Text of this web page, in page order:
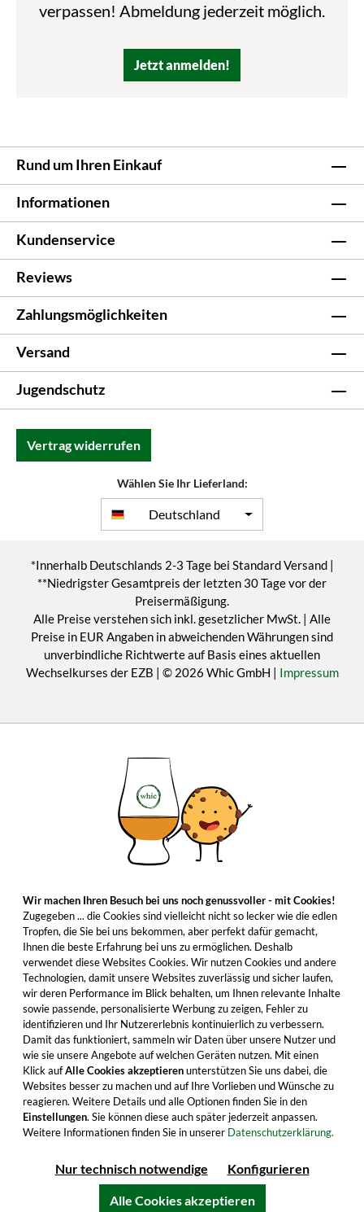
verpassen! Abmeldung jederzeit möglich.
Jetzt anmelden!
Rund um Ihren Einkauf
Informationen
Kundenservice
Reviews
Zahlungsmöglichkeiten
Versand
Jugendschutz
Vertrag widerrufen
Wählen Sie Ihr Lieferland:
Deutschland
*Innerhalb Deutschlands 2-3 Tage bei Standard Versand |
**Niedrigster Gesamtpreis der letzten 30 Tage vor der
Preisermäßigung.
Alle Preise verstehen sich inkl. gesetzlicher MwSt. | Alle
Preise in EUR Angaben in abweichenden Währungen sind
unverbindliche Richtwerte auf Basis eines aktuellen
Wechselkurses der EZB | © 2026 Whic GmbH | Impressum
Wir machen Ihren Besuch bei uns noch genussvoller - mit Cookies!
Zugegeben ... die Cookies sind vielleicht nicht so lecker wie die edlen
Tropfen, die Sie bei uns bekommen, aber perfekt dafür gemacht,
Ihnen die beste Erfahrung bei uns zu ermöglichen. Deshalb
verwendet diese Websites Cookies. Wir nutzen Cookies und andere
Technologien, damit unsere Websites zuverlässig und sicher laufen,
wir deren Performance im Blick behalten, um Ihnen relevante Inhalte
sowie passende, personalisierte Werbung zu zeigen, Fehler zu
identifizieren und Ihr Nutzererlebnis kontinuierlich zu verbessern.
Damit das funktioniert, sammeln wir Daten über unsere Nutzer und
wie sie unsere Angebote auf welchen Geräten nutzen. Mit einen
Klick aufAlle Cookies akzeptierenunterstützen Sie uns dabei, die
Websites besser zu machen und auf Ihre Vorlieben und Wünsche zu
reagieren. Weitere Details und alle Optionen finden Sie in den
Einstellungen. Sie können diese auch später jederzeit anpassen.
Weitere Informationen finden Sie in unserer Datenschutzerklärung.
Nur technisch notwendige Konfigurieren
Alle Cookies akzeptieren